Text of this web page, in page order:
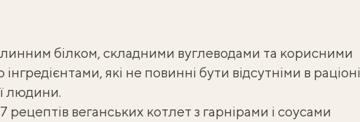
білком, складними вуглеводами та корисними
які не повинні бути відсутніми в раціоні
людини.
7 рецептів веганських котлет з гарнірами і соусами